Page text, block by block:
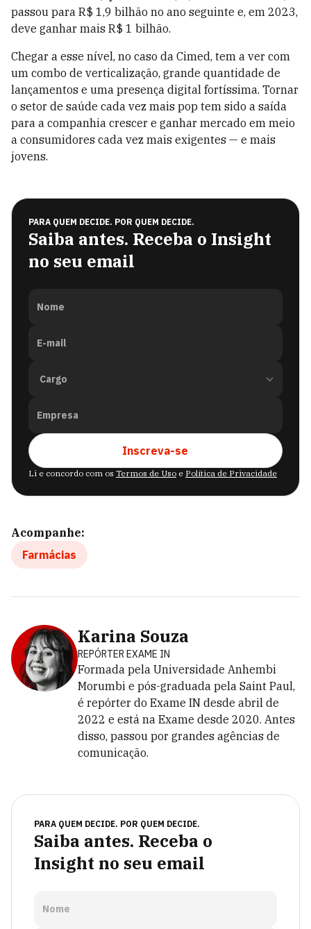
passou para R$ 1,9 bilhão no ano seguinte e, em 2023,
deve ganhar mais R$ 1 bilhão.
Chegar a esse nível, no caso da Cimed, tem a ver com
um combo de verticalização, grande quantidade de
lançamentos e uma presença digital fortíssima. Tornar
o setor de saúde cada vez mais pop tem sido a saída
para a companhia crescer e ganhar mercado em meio
a consumidores cada vez mais exigentes — e mais
jovens.
PARA QUEM DECIDE. POR QUEM DECIDE.
Saiba antes. Receba o Insight
no seu email
Nome
E-mail
Empresa
Inscreva-se
Li e concordo com os Termos de Uso e Política de Privacidade
Acompanhe:
Farmácias
Karina Souza
REPÓRTER EXAME IN
Formada pela Universidade Anhembi
Morumbi e pós-graduada pela Saint Paul,
é repórter do Exame IN desde abril de
2022 e está na Exame desde 2020. Antes
disso, passou por grandes agências de
comunicação.
PARA QUEM DECIDE. POR QUEM DECIDE.
Saiba antes. Receba o
Insight no seu email
Nome